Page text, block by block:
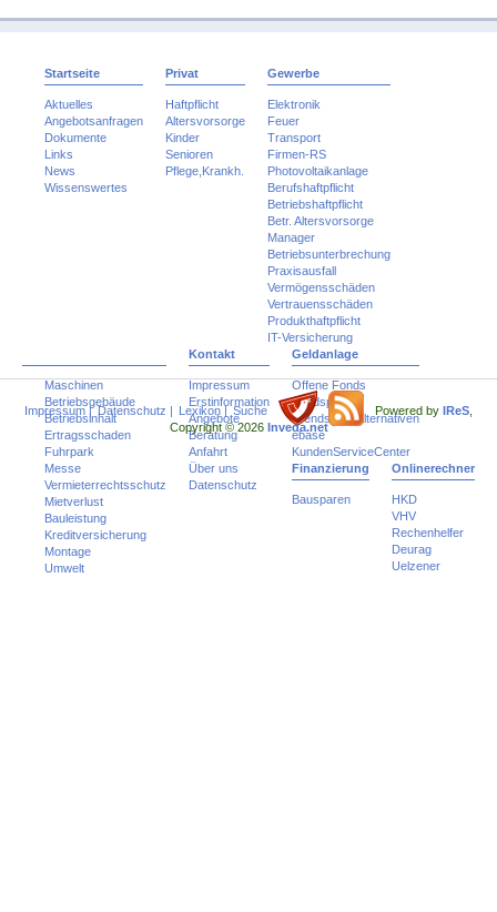
Startseite
Aktuelles
Angebotsanfragen
Dokumente
Links
News
Wissenswertes
Privat
Haftpflicht
Altersvorsorge
Kinder
Senioren
Pflege,Krankh.
Gewerbe
Elektronik
Feuer
Transport
Firmen-RS
Photovoltaikanlage
Berufshaftpflicht
Betriebshaftpflicht
Betr. Altersvorsorge
Manager
Betriebsunterbrechung
Praxisausfall
Vermögensschäden
Vertrauensschäden
Produkthaftpflicht
IT-Versicherung
Maschinen
Betriebsgebäude
Betriebsinhalt
Ertragsschaden
Fuhrpark
Messe
Vermieterrechtsschutz
Mietverlust
Bauleistung
Kreditversicherung
Montage
Umwelt
Kontakt
Impressum
Erstinformation
Angebote
Beratung
Anfahrt
Über uns
Datenschutz
Geldanlage
Offene Fonds
Fondspolicen
Trends und Alternativen
ebase
KundenServiceCenter
Finanzierung
Bausparen
Onlinerechner
HKD
VHV
Rechenhelfer
Deurag
Uelzener
Impressum| Datenschutz | Lexikon| Suche Powered by IReS
Copyright © 2026 Inveda.net